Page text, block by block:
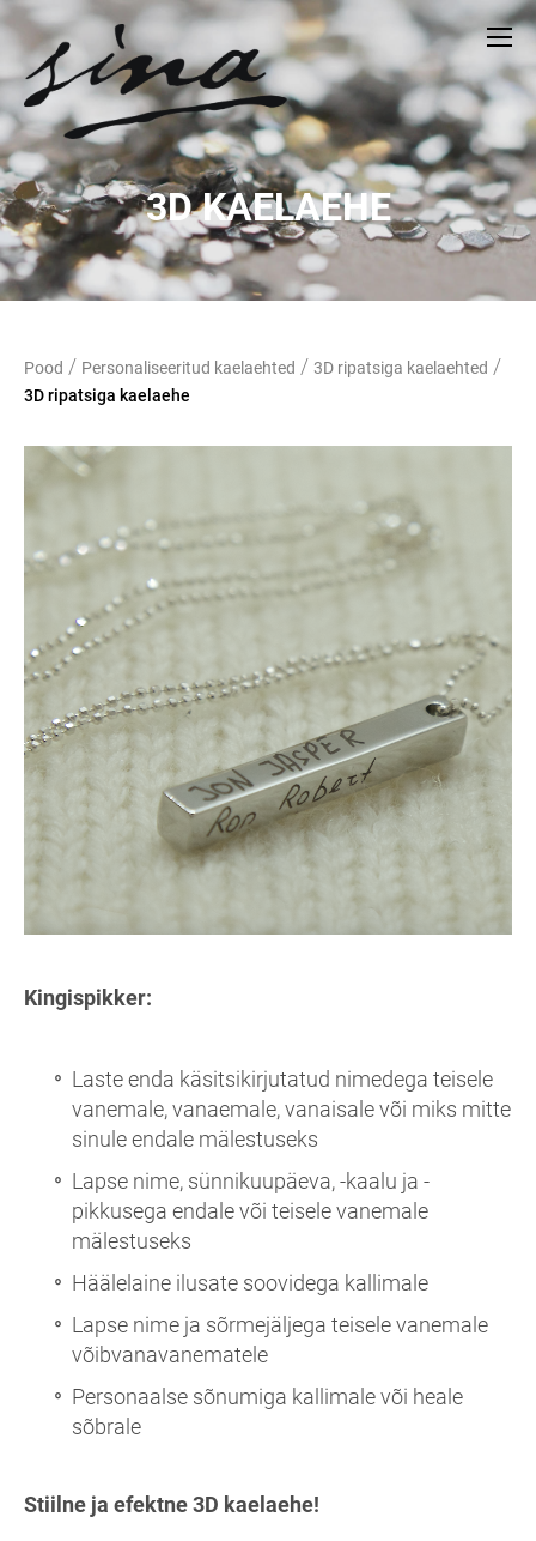
3D KAELAEHE
Pood / Personaliseeritud kaelaehted / 3D ripatsiga kaelaehted /
3D ripatsiga kaelaehe
Kingispikker:
Laste enda käsitsikirjutatud nimedega teisele
vanemale, vanaemale, vanaisale või miks mitte
sinule endale mälestuseks
Lapse nime, sünnikuupäeva, -kaalu ja -
pikkusega endale või teisele vanemale
mälestuseks
Häälelaine ilusate soovidega kallimale
Lapse nime ja sõrmejäljega teisele vanemale
võibvanavanematele
Personaalse sõnumiga kallimale või heale
sõbrale
Stiilne ja efektne 3D kaelaehe!